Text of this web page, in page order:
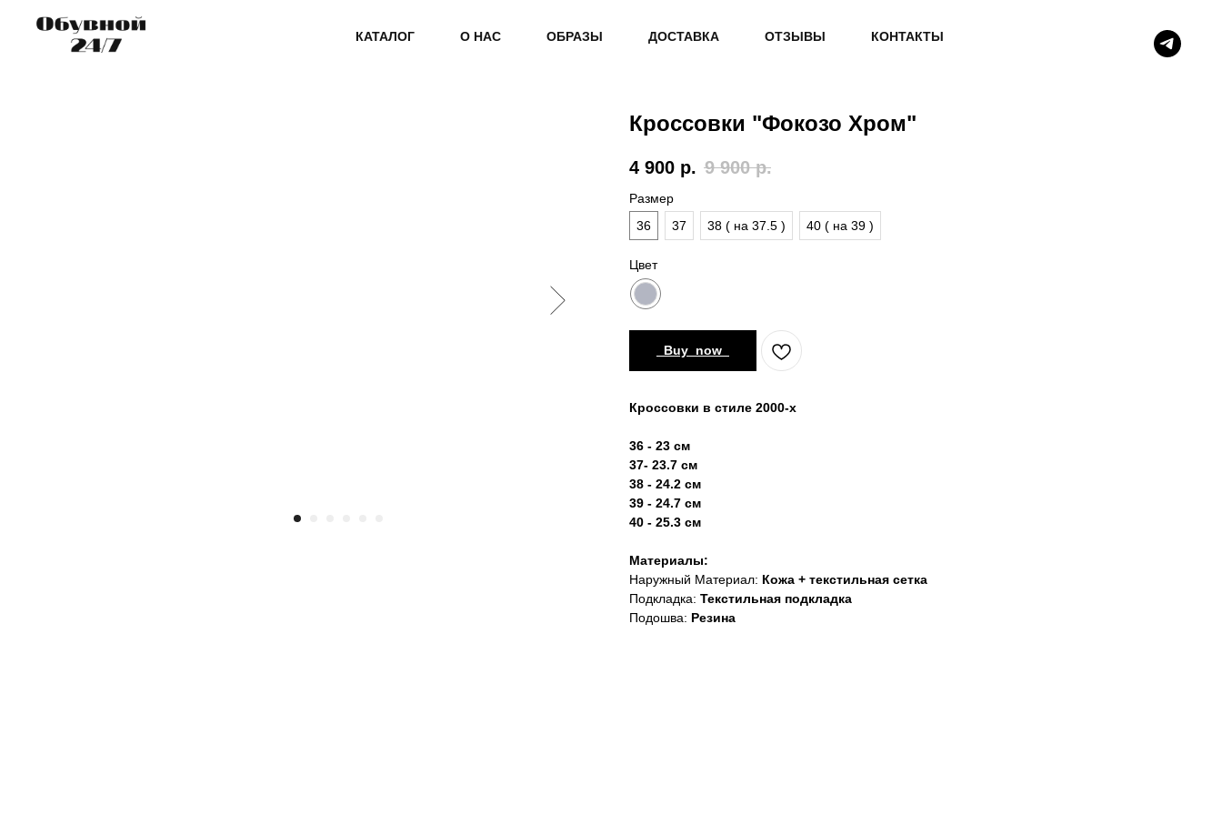
КАТАЛОГ О НАС ОБРАЗЫ ДОСТАВКА ОТЗЫВЫ КОНТАКТЫ
Кроссовки "Фокозо Хром"
4 900 р. 9 900 р.
Размер
36
37 38 ( на 37.5 ) 40 ( на 39 )
Цвет
_Buy_now_
Кроссовки в стиле 2000-х
36 - 23 см
37- 23.7 см
38 - 24.2 см
39 - 24.7 см
40 - 25.3 см
Материалы:
Наружный Материал: Кожа + текстильная сетка
Подкладка: Текстильная подкладка
Подошва: Резина